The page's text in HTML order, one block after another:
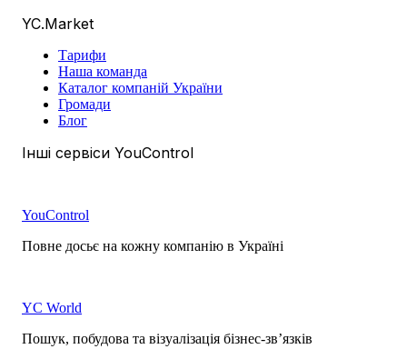
YC.Market
Тарифи
Наша команда
Каталог компаній України
Громади
Блог
Інші сервіси YouControl
YouControl
Повне досьє на кожну компанію в Україні
YC World
Пошук, побудова та візуалізація бізнес-зв’язків